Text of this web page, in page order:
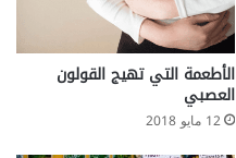
الأطعمة التي تهيج القولون
العصبي
12 مايو 2018